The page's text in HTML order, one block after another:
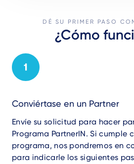
DÉ SU PRIMER PASO
¿Cómo
Conviértase en un Partner
Envíe su solicitud para hacer
Programa PartnerIN. Si cumple
programa, nos pondremos en
para indicarle los siguientes